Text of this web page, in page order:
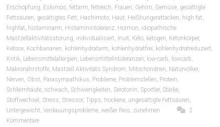
Erschöpfung, Eskimos,fettarm,fettreich, Frauen, Gehirn, Gemüse, gesättigte
Fettsäuren, gesättigtes Fett, Hashimoto, Haut, Heißhungerattacken, high fat,
highfat, histaminarm, Histaminintoleranz, Hormon, idiopathische
Mastzellaktivitätsstörung, individualisiert, Inuit, Keto, ketogen, Ketonkörper,
Ketose, Kochbananen, kohlenhydratarm, kohlenhydratfrei, kohlenhydratreduziert,
Kritik, Lebensmittelallergien, Lebensmittelintoleranzen, low-carb, lowcarb,
Makronährstoffe, Mastzell Aktivitäts Syndrom, Mitochondrien, Naturvölker,
Nerven, Obst, Parasympathikus, Probleme, Problemstellen, Protein,
Schleimhäute, schwach, Schwierigkeiten, Serotonin, Sportler, Stärke,
Stoffwechsel , Stress, Stressor,Tipps,trockene, ungesättigte Fettsäuren,
Untergewicht,Verdauungsprobleme,weißer Reis, zunehmen
2
Kommentare